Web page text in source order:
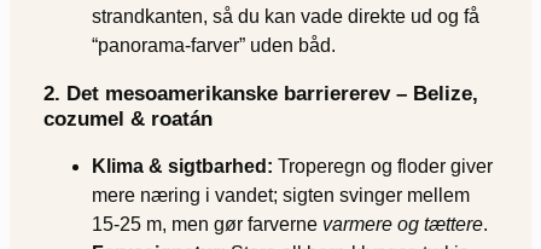
strandkanten, så du kan vade direkte ud og få
“panorama-farver” uden båd.
2. Det mesoamerikanske barriererev – Belize,
cozumel & roatán
Klima & sigtbarhed: Troperegn og floder giver
mere næring i vandet; sigten svinger mellem
15-25 m, men gør farverne varmere og tættere.